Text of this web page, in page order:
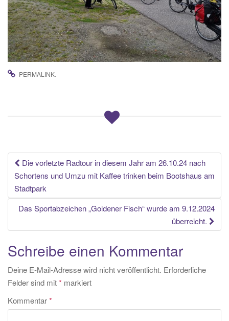
PERMALINK.
Beitrags-
Navigation
Die vorletzte Radtour in diesem Jahr am 26.10.24 nach
Schortens und Umzu mit Kaffee trinken beim Bootshaus am
Stadtpark
Das Sportabzeichen „Goldener Fisch“ wurde am 9.12.2024
überreicht.
Schreibe einen Kommentar
Deine E-Mail-Adresse wird nicht veröffentlicht. Erforderliche
Felder sind mit* markiert
Kommentar*